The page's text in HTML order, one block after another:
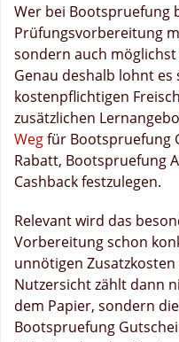
Wer bei Bootspruefung
Prüfungsvorbereitung
sondern auch
Genau deshalb lohnt
kostenpflichtigen
zusätzlichen
Wegfür Bootspruefung
Rabatt, Bootspruefung
Cashback festzulegen.
Relevant wird das
Vorbereitung schon
unnötigen
Nutzersicht zählt dann
dem Papier, sondern
Bootspruefung